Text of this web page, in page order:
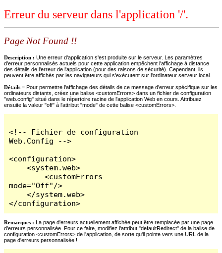
Erreur du serveur dans l'application '/'.
Page Not Found !!
Description : Une erreur d'application s'est produite sur le serveur. Les paramètres
d'erreur personnalisés actuels pour cette application empêchent l'affichage à distance
des détails de l'erreur de l'application (pour des raisons de sécurité). Cependant, ils
peuvent être affichés par les navigateurs qui s'exécutent sur l'ordinateur serveur local.
Détails = Pour permettre l'affichage des détails de ce message d'erreur spécifique sur les
ordinateurs distants, créez une balise <customErrors> dans un fichier de configuration
"web.config" situé dans le répertoire racine de l'application Web en cours. Attribuez
ensuite la valeur "off" à l'attribut "mode" de cette balise <customErrors>.
<!-- Fichier de configuration
Web.Config -->
<configuration>
    <system.web>
        <customErrors
mode="Off"/>
    </system.web>
</configuration>
Remarques : La page d'erreurs actuellement affichée peut être remplacée par une page
d'erreurs personnalisée. Pour ce faire, modifiez l'attribut "defaultRedirect" de la balise de
configuration <customErrors> de l'application, de sorte qu'il pointe vers une URL de la
page d'erreurs personnalisée !